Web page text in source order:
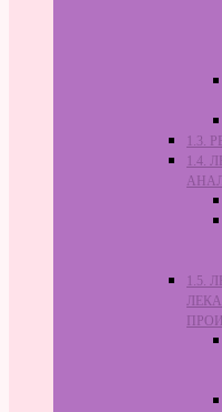
1.3.
1.5.